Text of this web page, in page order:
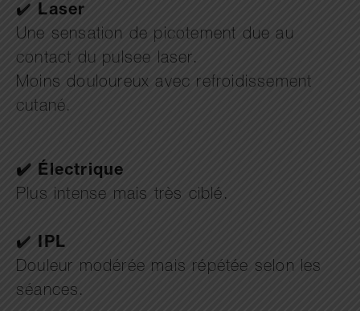
✔️ Laser
Une sensation de picotement due au
contact du pulsee laser.
Moins douloureux avec refroidissement
cutané.
✔️ Électrique
Plus intense mais très ciblé.
✔️ IPL
Douleur modérée mais répétée selon les
séances.